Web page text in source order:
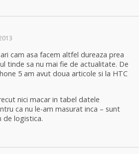
cam asa facem altfel dureaza prea
tinde sa nu mai fie de actualitate. De
5 am avut doua articole si la HTC
nici macar in tabel datele
ca nu le-am masurat inca – sunt
de logistica.